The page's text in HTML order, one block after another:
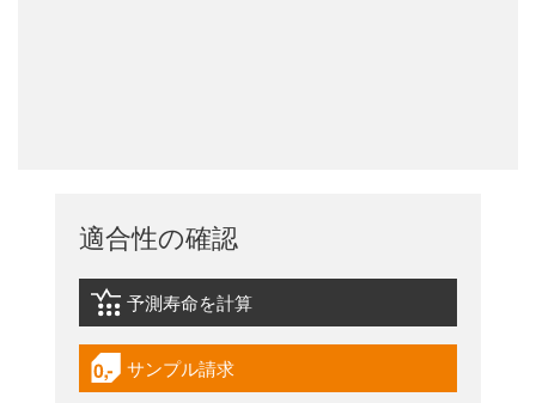
適合性の確認
igus-icon-lebensdauerrechner
予測寿命を計算
igus-icon-gratismuster
サンプル請求